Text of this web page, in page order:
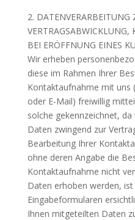
2. DATENVERARBEITUNG
BEI ERÖFFNUNG EINES
Wir erheben
diese im Rahmen Ihrer
Kontaktaufnahme mit uns
oder E-Mail) freiwillig
solche gekennzeichnet,
Daten zwingend zur
Bearbeitung Ihrer
ohne deren Angabe die
Kontaktaufnahme nicht
Daten erhoben werden,
Eingabeformularen
Ihnen mitgeteilten Daten